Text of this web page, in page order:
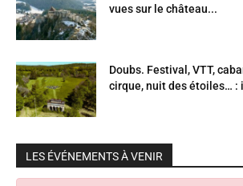
vues sur le château...
Doubs. Festival, VTT,
cirque, nuit des étoiles… :
LES ÉVÉNEMENTS À VENIR